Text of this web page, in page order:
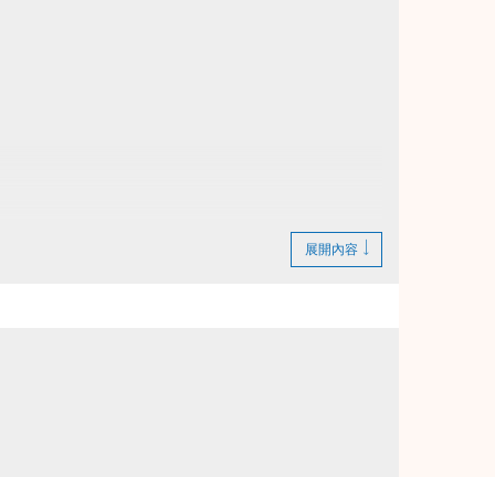
憑證及發票至本中心辦理退費。
展開內容